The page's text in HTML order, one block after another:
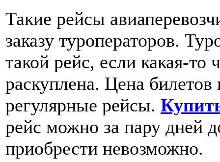
Такие рейсы
заказу туроператоров.
такой рейс, если какая-то
раскуплена. Цена
регулярные рейсы.
рейс можно за пару дней
приобрести невозможно.